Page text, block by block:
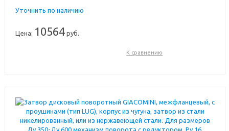
Уточнить по наличию
Цена: 10564руб.
К сравнению